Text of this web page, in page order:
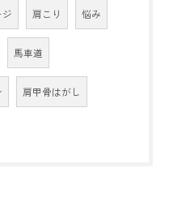
肩こり 悩み
馬車道
肩甲骨はがし